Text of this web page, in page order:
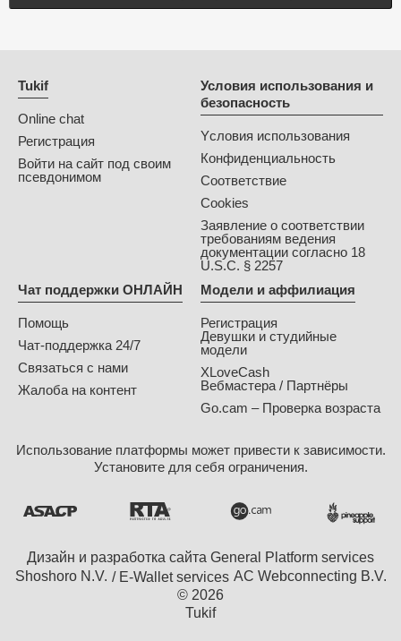
Tukif
Online chat
Регистрация
Войти на сайт под своим
псевдонимом
Условия использования и
безопасность
Yсловия использования
Конфиденциальность
Соответствие
Cookies
Заявление о соответствии
требованиям ведения
документации согласно 18
U.S.C. § 2257
Чат поддержки ОНЛАЙН
Помощь
Чат-поддержка 24/7
Связаться с нами
Жалоба на контент
Модели и аффилиация
Регистрация
Девушки и студийные
модели
XLoveCash
Вебмастера / Партнёры
Go.cam – Проверка возраста
Использование платформы может привести к зависимости.
Установите для себя ограничения.
Дизайн и разработка сайта General Platform services
/ E-Wallet services
© 2026
Tukif